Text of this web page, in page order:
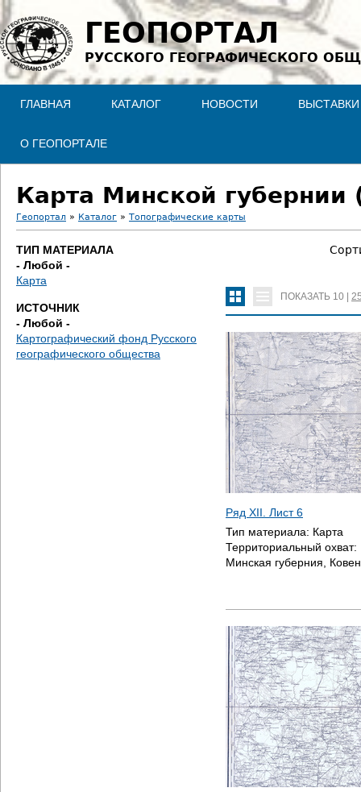
Jump to navigation
ГЕОПОРТАЛ
РУССКОГО ГЕОГРАФИЧЕСКОГО
ГЛАВНАЯ КАТАЛОГ НОВОСТИ ВЫСТАВКИ
О ГЕОПОРТАЛЕ
Карта Минской
В
ы
з
д
Геопортал » Каталог » Топографические карты
ТИП МАТЕРИАЛА
- Любой -
Карта
ИСТОЧНИК
- Любой -
Картографический фонд Русского
географического общества
ПОКАЗАТЬ 10
Ряд XII. Лист 6
Тип материала: Карта
Территориальный охват:
Минская губерния,